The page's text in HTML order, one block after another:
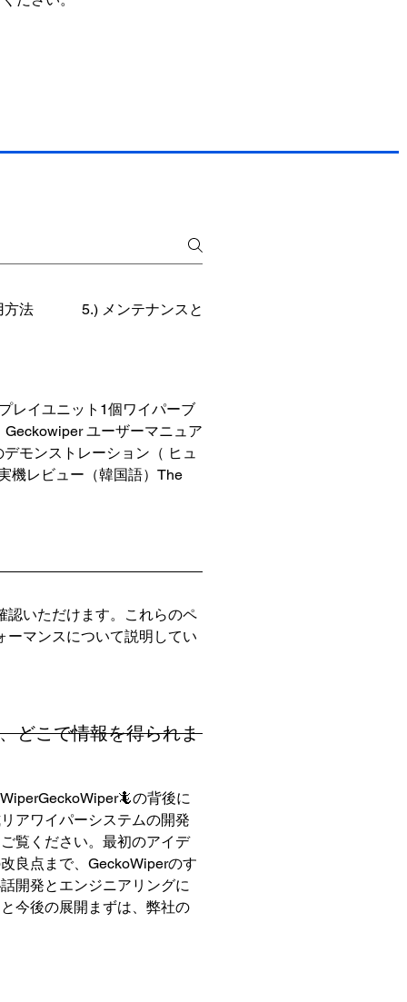
方法 5.) メンテナンスとトラブルシューティング
レイユニット1個ワイパーブ
ユーザーマニュア
モンストレーション（ ヒュ
機レビュー（韓国語）The
認いただけます。これらのペ
ーマンスについて説明してい
どこで情報を得られま
の背後に
アワイパーシステムの開発
覧ください。最初のアイデ
良点まで、GeckoWiperのす
開発とエンジニアリングに
今後の展開まずは、弊社の